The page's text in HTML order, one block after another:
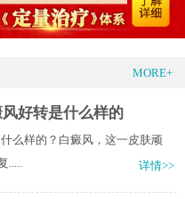
MORE+
好转是什么样的
么样的？白癜风，这一皮肤顽
.....
详情>>